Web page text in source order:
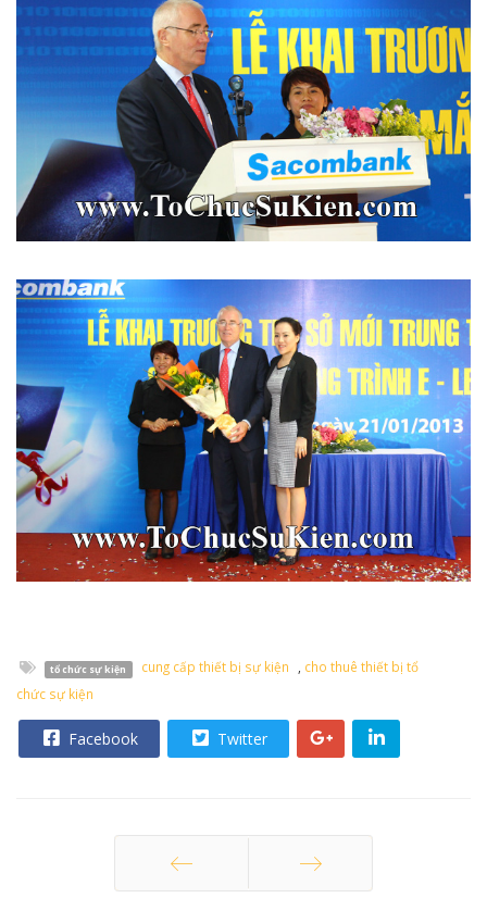
tổ chức sự kiện cung cấp thiết bị sự kiện , cho thuê thiết bị tổ
chức sự kiện
Facebook Twitter